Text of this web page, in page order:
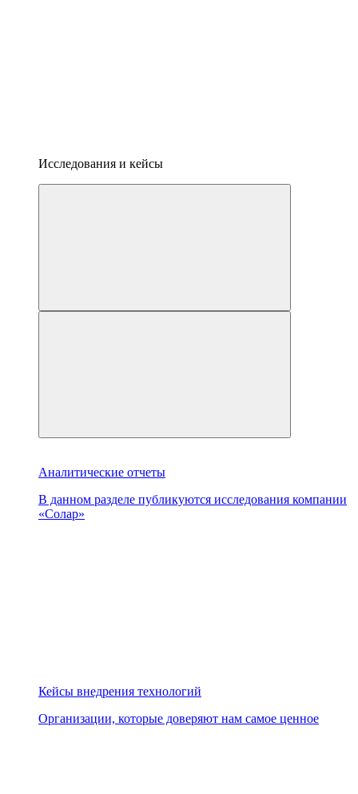
Исследования и кейсы
Аналитические отчеты
В данном разделе публикуются исследования компании
«Солар»
Кейсы внедрения технологий
Организации, которые доверяют нам самое ценное